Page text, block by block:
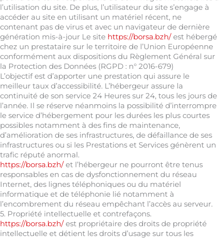
l’utilisation du site. De plus, l’utilisateur du site s’engage à
accéder au site en utilisant un matériel récent, ne
contenant pas de virus et avec un navigateur de dernière
génération mis-à-jour Le site https://borsa.bzh/est hébergé
chez un prestataire sur le territoire de l’Union Européenne
conformément aux dispositions du Règlement Général sur
la Protection des Données (RGPD : n° 2016-679)
L’objectif est d’apporter une prestation qui assure le
meilleur taux d’accessibilité. L’hébergeur assure la
continuité de son service 24 Heures sur 24, tous les jours de
l’année. Il se réserve néanmoins la possibilité d’interrompre
le service d’hébergement pour les durées les plus courtes
possibles notamment à des fins de maintenance,
d’amélioration de ses infrastructures, de défaillance de ses
infrastructures ou si les Prestations et Services génèrent un
trafic réputé anormal.
https://borsa.bzh/et l’hébergeur ne pourront être tenus
responsables en cas de dysfonctionnement du réseau
Internet, des lignes téléphoniques ou du matériel
informatique et de téléphonie lié notamment à
l’encombrement du réseau empêchant l’accès au serveur.
5. Propriété intellectuelle et contrefaçons.
https://borsa.bzh/est propriétaire des droits de propriété
intellectuelle et détient les droits d’usage sur tous les